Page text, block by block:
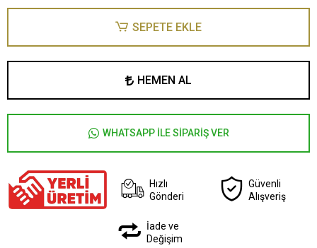
SEPETE EKLE
HEMEN AL
WHATSAPP İLE SİPARİŞ VER
Hızlı
Gönderi
Güvenli
Alışveriş
İade ve
Değişim